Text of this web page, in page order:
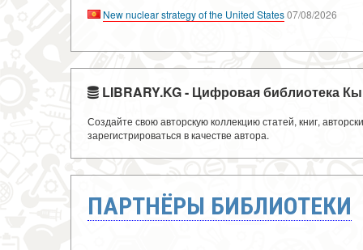
New nuclear strategy of the United States07/08/2026
LIBRARY.KG - Цифровая библиотека
Создайте свою авторскую коллекцию статей, книг,
зарегистрироваться в качестве автора.
ПАРТНЁРЫ БИБЛИОТЕКИ